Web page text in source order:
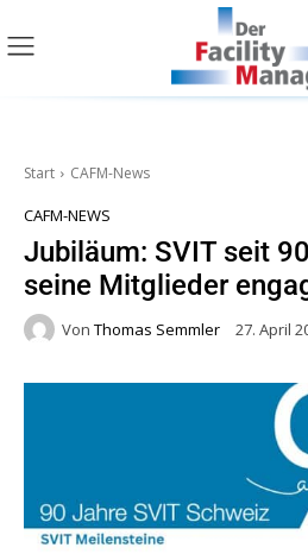
Start CAFM-News
CAFM-NEWS
Jubiläum: SVIT seit
seine Mitglieder
Von Thomas Semmler 27. April